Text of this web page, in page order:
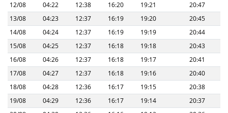
12/08
04:22 12:38 16:20 19:21
20:47
13/08
04:23 12:37 16:19 19:20
20:45
14/08
04:24 12:37 16:19 19:19
20:44
15/08
04:25 12:37 16:18 19:18
20:43
16/08
04:26 12:37 16:18 19:17
20:41
17/08
04:27 12:37 16:18 19:16
20:40
18/08
04:28 12:36 16:17 19:15
20:38
19/08
04:29 12:36 16:17 19:14
20:37